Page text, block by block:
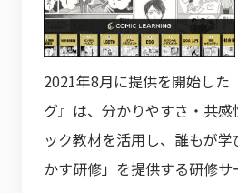
2021年8月に提供を開始した
グ』は、分かりやすさ・共感
ック教材を活用し、誰もが
かす研修」を提供する研修サ